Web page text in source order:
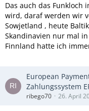
Das auch das Funkloch
wird, daraf werden wir
Sowjetland , heute
Skandinavien nur mal
Finnland hatte ich
European
Zahlungssystem
ribego70 26. April